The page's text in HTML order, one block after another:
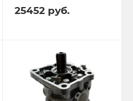
25452 руб.